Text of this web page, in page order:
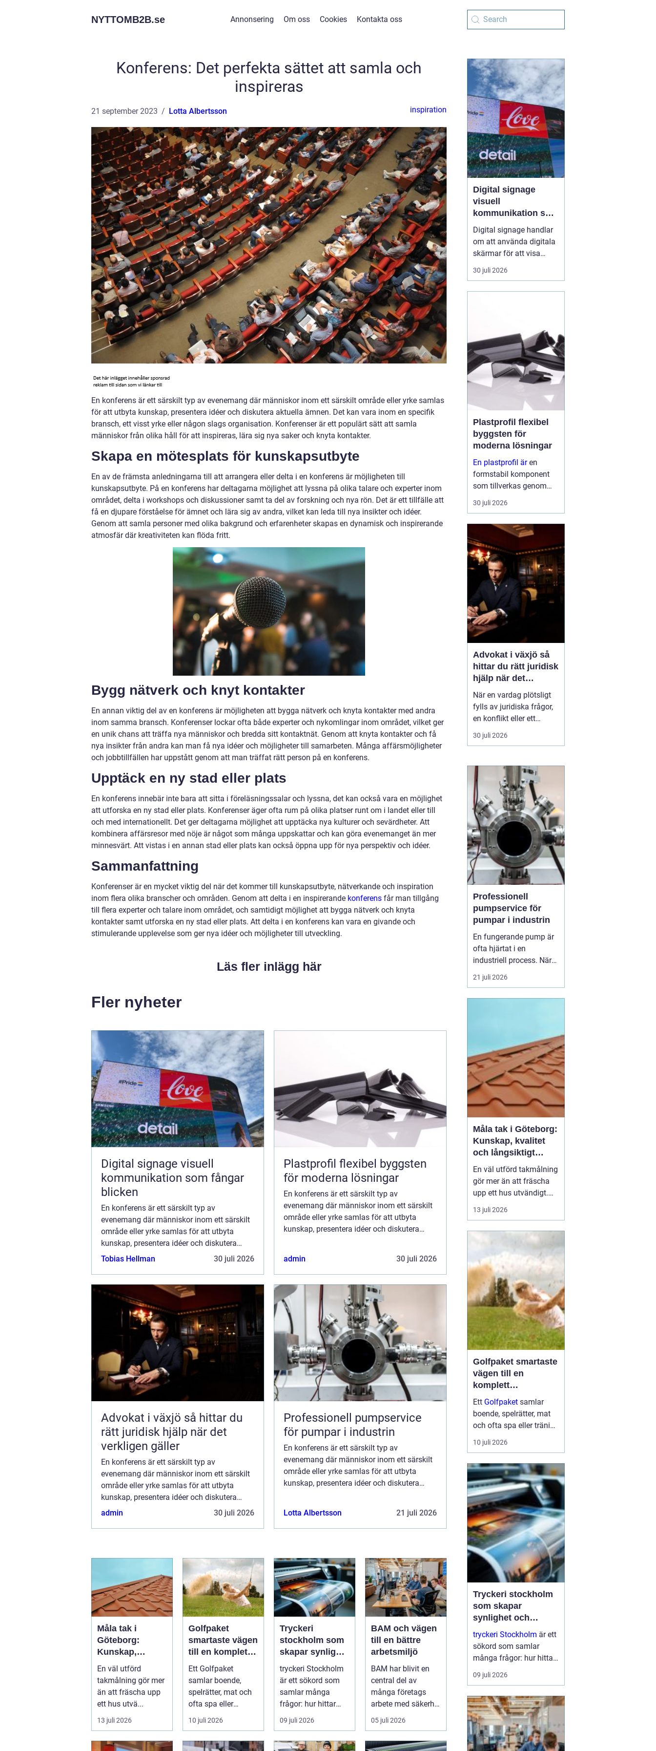
NYTTOMB2B.se Annonsering Om oss Cookies Kontakta oss
Konferens: Det perfekta sättet att samla och
inspireras
21 september 2023 Lotta Albertsson inspiration
En konferens är ett särskilt typ av evenemang där människor inom ett särskilt område eller yrke samlas
för att utbyta kunskap, presentera idéer och diskutera aktuella ämnen. Det kan vara inom en specifik
bransch, ett visst yrke eller någon slags organisation. Konferenser är ett populärt sätt att samla
människor från olika håll för att inspireras, lära sig nya saker och knyta kontakter.
Skapa en mötesplats för kunskapsutbyte
En av de främsta anledningarna till att arrangera eller delta i en konferens är möjligheten till
kunskapsutbyte. På en konferens har deltagarna möjlighet att lyssna på olika talare och experter inom
området, delta i workshops och diskussioner samt ta del av forskning och nya rön. Det är ett tillfälle att
få en djupare förståelse för ämnet och lära sig av andra, vilket kan leda till nya insikter och idéer.
Genom att samla personer med olika bakgrund och erfarenheter skapas en dynamisk och inspirerande
atmosfär där kreativiteten kan flöda fritt.
Bygg nätverk och knyt kontakter
En annan viktig del av en konferens är möjligheten att bygga nätverk och knyta kontakter med andra
inom samma bransch. Konferenser lockar ofta både experter och nykomlingar inom området, vilket ger
en unik chans att träffa nya människor och bredda sitt kontaktnät. Genom att knyta kontakter och få
nya insikter från andra kan man få nya idéer och möjligheter till samarbeten. Många affärsmöjligheter
och jobbtillfällen har uppstått genom att man träffat rätt person på en konferens.
Upptäck en ny stad eller plats
En konferens innebär inte bara att sitta i föreläsningssalar och lyssna, det kan också vara en möjlighet
att utforska en ny stad eller plats. Konferenser äger ofta rum på olika platser runt om i landet eller till
och med internationellt. Det ger deltagarna möjlighet att upptäcka nya kulturer och sevärdheter. Att
kombinera affärsresor med nöje är något som många uppskattar och kan göra evenemanget än mer
minnesvärt. Att vistas i en annan stad eller plats kan också öppna upp för nya perspektiv och idéer.
Sammanfattning
Konferenser är en mycket viktig del när det kommer till kunskapsutbyte, nätverkande och inspiration
inom flera olika branscher och områden. Genom att delta i en inspirerande konferens får man tillgång
till flera experter och talare inom området, och samtidigt möjlighet att bygga nätverk och knyta
kontakter samt utforska en ny stad eller plats. Att delta i en konferens kan vara en givande och
stimulerande upplevelse som ger nya idéer och möjligheter till utveckling.
Läs fler inlägg här
Fler nyheter
Digital signage visuell
kommunikation som fångar
blicken
En konferens är ett särskilt typ av
evenemang där människor inom ett särskilt
område eller yrke samlas för att utbyta
kunskap, presentera idéer och diskutera
aktuella ämnen. Det kan vara inom en
Tobias Hellman 30 juli 2026
Plastprofil flexibel byggsten
för moderna lösningar
En konferens är ett särskilt typ av
evenemang där människor inom ett särskilt
område eller yrke samlas för att utbyta
kunskap, presentera idéer och diskutera
admin 30 juli 2026
Advokat i växjö så hittar du
rätt juridisk hjälp när det
verkligen gäller
En konferens är ett särskilt typ av
evenemang där människor inom ett särskilt
område eller yrke samlas för att utbyta
kunskap, presentera idéer och diskutera
aktuella ämnen. Det kan vara inom en
admin 30 juli 2026
Professionell pumpservice
för pumpar i industrin
En konferens är ett särskilt typ av
evenemang där människor inom ett särskilt
område eller yrke samlas för att utbyta
kunskap, presentera idéer och diskutera
Lotta Albertsson 21 juli 2026
Måla tak i
Göteborg:
Kunskap,
kvalitet och
långsiktigt
skydd vid
takmålning i
En väl utförd
takmålning gör mer
än att fräscha upp
ett hus utvä...
13 juli 2026
Golfpaket
smartaste vägen
till en komplett
golfupplevelse
Ett Golfpaket
samlar boende,
spelrätter, mat och
ofta spa eller
träning i en och
samma bokning.
För ...
10 juli 2026
Tryckeri
stockholm som
skapar synlighet
och förtroende
tryckeri Stockholm
är ett sökord som
samlar många
frågor: hur hittar
man rätt leverantör,
vad skilje...
09 juli 2026
BAM och vägen
till en bättre
arbetsmiljö
BAM har blivit en
central del av
många företags
arbete med säkerhet
och hälsa p...
05 juli 2026
Digital signage
visuell
kommunikation som
fångar blicken
Digital signage handlar
om att använda digitala
skärmar för att visa
rörlig bild, text och grafik
på ett sätt som
offentliga platser
ersätter digitala skärmar
allt oftare...
30 juli 2026
Plastprofil flexibel
byggsten för
moderna lösningar
En plastprofil ären
formstabil komponent
som tillverkas genom
extrudering av plast, ofta
i långa längder och med
geometri. Profilerna
används som tätningar,
lister, s...
30 juli 2026
Advokat i växjö så
hittar du rätt juridisk
hjälp när det
verkligen gäller
När en vardag plötsligt
fylls av juridiska frågor,
en konflikt eller ett
myndighetsbeslut som
känns övermäktigt,
som både kan lagen och
förstår människan
bakom problemet. Att
anlita
en advokat ...
30 juli 2026
Professionell
pumpservice för
pumpar i industrin
En fungerande pump är
ofta hjärtat i en
industriell process. När
pumpen stannar, stannar
produktionen. Därför
21 juli 2026
Måla tak i Göteborg:
Kunskap, kvalitet
och långsiktigt
skydd vid
takmålning i
Göteborg
En väl utförd takmålning
gör mer än att fräscha
upp ett hus utvändigt.
Den förlänger takets
livslängd, skyddar mot
spara stora pengar på
sikt. I en kuststad som
Göteb...
13 juli 2026
Golfpaket smartaste
vägen till en
komplett
golfupplevelse
Ett Golfpaket samlar
boende, spelrätter, mat
och ofta spa eller träning
i en och samma
bokning. För dig som vill
banan och minimera
krånglet med logistik är
ett genomtänkt p...
10 juli 2026
Tryckeri stockholm
som skapar
synlighet och
förtroende
tryckeri Stockholm är ett
sökord som samlar
många frågor: hur hittar
man rätt leverantör, vad
skiljer kvalitetstryck från
hur säkerställer man att
varumärket verkligen
lyfts fram? I en sta...
09 juli 2026